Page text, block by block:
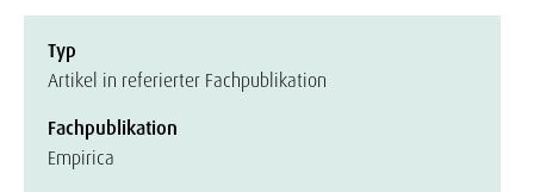
Typ
Artikel in referierter Fachpublikation
Fachpublikation
Empirica